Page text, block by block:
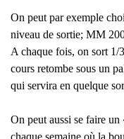
On peut par exemple
niveau de sortie; MM
A chaque fois, on sort 1/
cours retombe sous un
qui servira en quelque
On peut aussi se faire un
chaque semaine où la